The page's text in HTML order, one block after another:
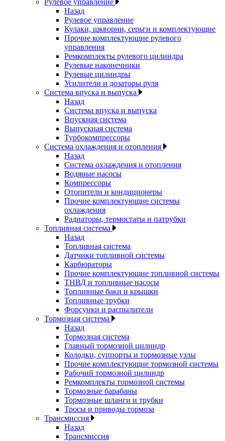
Рулевое управление
Назад
Рулевое управление
Кулаки, шкворни, серьги и комплектующие
Прочие комплектующие рулевого
управления
Ремкомплекты рулевого цилиндра
Рулевые наконечники
Рулевые цилиндры
Усилители и дозаторы руля
Система впуска и выпуска
Назад
Система впуска и выпуска
Впускная система
Выпускная система
Турбокомпрессоры
Система охлаждения и отопления
Назад
Система охлаждения и отопления
Водяные насосы
Компрессоры
Отопители и кондиционеры
Прочие комплектующие системы
охлаждения
Радиаторы, термостаты и патрубки
Топливная система
Назад
Топливная система
Датчики топливной системы
Карбюраторы
Прочие комплектующие топливной системы
ТНВД и топливные насосы
Топливные баки и крышки
Топливные трубки
Форсунки и распылители
Тормозная система
Назад
Тормозная система
Главный тормозной цилиндр
Колодки, суппорты и тормозные узлы
Прочие комплектующие тормозной системы
Рабочий тормозной цилиндр
Ремкомплекты тормозной системы
Тормозные барабаны
Тормозные шланги и трубки
Тросы и приводы тормоза
Трансмиссия
Назад
Трансмиссия